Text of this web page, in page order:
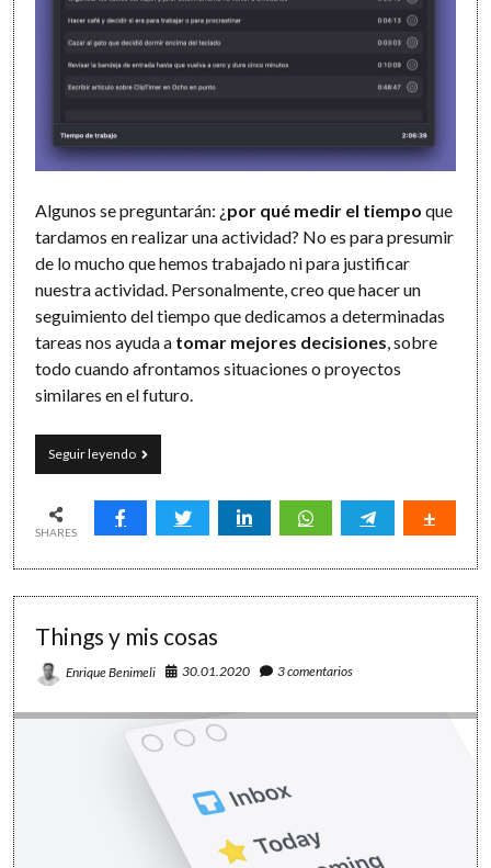
Algunos se preguntarán: ¿por qué medir el tiempo que
tardamos en realizar una actividad? No es para presumir
de lo mucho que hemos trabajado ni para justificar
nuestra actividad. Personalmente, creo que hacer un
seguimiento del tiempo que dedicamos a determinadas
tareas nos ayuda a tomar mejores decisiones, sobre
todo cuando afrontamos situaciones o proyectos
similares en el futuro.
Seguir leyendoEl
tiempo
que
ClipTimer
y
decidir
SHARES
Things y mis cosas
Enrique Benimeli 30.01.2020 3 comentarios